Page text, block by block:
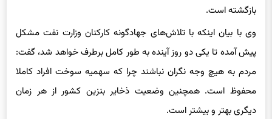
بازگشته‌ است.
وی با بیان اینکه با تلاش‌های جهادگونه کارکنان وزارت نفت مشکل
پیش آمده تا یکی دو روز آینده به طور کامل برطرف خواهد شد، گفت:
مردم به هیچ وجه نگران نباشند چرا که سهمیه سوخت افراد کاملا
محفوظ است. همچنین وضعیت ذخایر بنزین کشور از هر زمان
دیگری بهتر و بیشتر است.